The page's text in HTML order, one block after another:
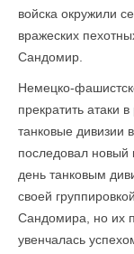
войска окружили
вражеских
Сандомир.
Немецко-
прекратить атаки
танковые дивизии
последовал новый
день танковым
своей
Сандомира, но их
увенчалась